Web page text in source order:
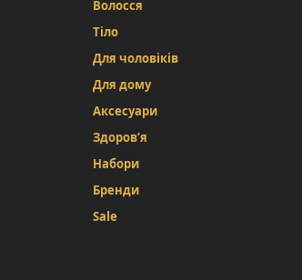
Волосся
Тіло
Для чоловіків
Для дому
Аксесуари
Здоров’я
Набори
Бренди
Sale